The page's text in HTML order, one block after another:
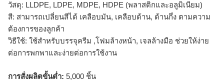
วัสดุ: LLDPE, LDPE, MDPE, HDPE (พลาสติกและอลูมิเนียม)
สี: สามารถเปลี่ยนสีได้ เคลือบมัน, เคลือบด้าน, ด้านกึ่ง ตามความ
ต้องการของลูกค้า
วิธีใช้: ใช้สำหรับบรรจุครีม ,โฟมล้างหน้า, เจลล้างมือ ช่วยให้ง่าย
ต่อการพกพาและง่ายต่อการใช้งาน
การสั่งผลิตขั้นต่ำ: 5,000 ชิ้น